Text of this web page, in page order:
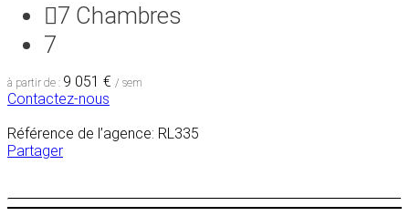
7 Chambres
7
à partir de : 9 051 € / sem
Contactez-nous
Référence de l’agence: RL335
Partager